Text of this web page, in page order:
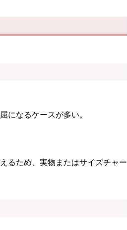
になるケースが多い。
るため、実物またはサイズチャー